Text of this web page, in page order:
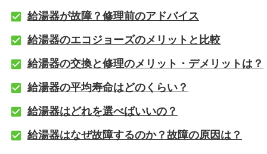
給湯器が故障？修理前のアドバイス
給湯器のエコジョーズのメリットと比較
給湯器の交換と修理のメリット・デメリットは？
給湯器の平均寿命はどのくらい？
給湯器はどれを選べばいいの？
給湯器はなぜ故障するのか？故障の原因は？